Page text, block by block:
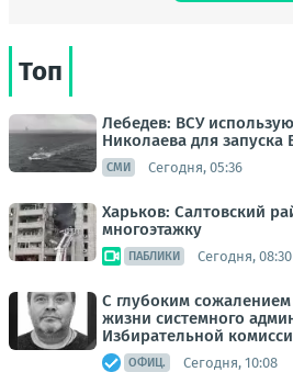
Топ
Лебедев: ВСУ
Николаева для
СМИ Сегодня, 05:36
Харьков: Салтовский
многоэтажку
ПАБЛИКИ Сегодня, 08:30
С глубоким
жизни системного
Избирательной
ОФИЦ. Сегодня, 10:08